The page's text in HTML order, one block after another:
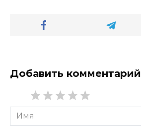
Добавить комментарий
Имя
*